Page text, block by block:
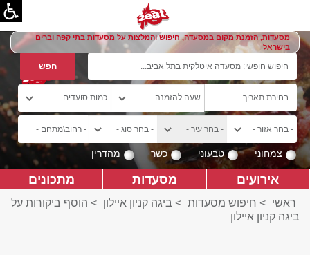
מסעדות, הזמנת מקום במסעדה, חיפוש והמלצות על מסעדות בתי קפה וברים
בישראל
צמחוני טבעוני כשר מהדרין
אירועים מסעדות מתכונים
ראשי > חיפוש מסעדות > ביגה קניון איילון > הוסף ביקורות על
ביגה קניון איילון